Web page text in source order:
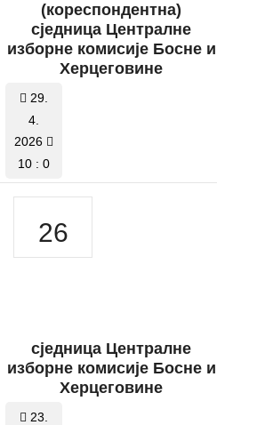
(кореспондентна)
сједница Централне
изборне комисије Босне и
Херцеговине
29.
4.
2026
10 : 0
26
сједница Централне
изборне комисије Босне и
Херцеговине
23.